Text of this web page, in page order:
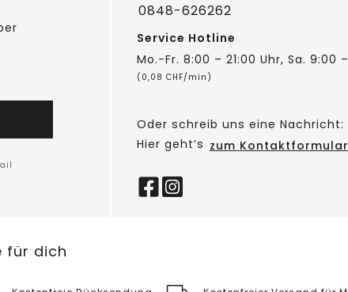
0848-626262
Service Hotline
Mo.-Fr. 8:00 – 21:00 Uhr, Sa. 9:00
(0,08 CHF/min)
Oder schreib uns eine Nachricht:
Hier geht’s zum Kontaktformular
für dich